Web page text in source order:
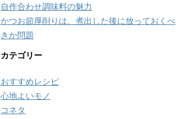
自作合わせ調味料の魅力
かつお節厚削りは、煮出した後に放っておくべ
きか問題
カテゴリー
おすすめレシピ
心地よいモノ
コネタ